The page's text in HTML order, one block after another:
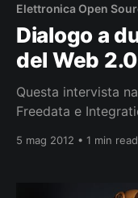
Elettronica Open
Dialogo a
del Web 2.0
Questa intervista
Freedata e
dell’emotionale
americano William
5 mag 2012 • 1 min read